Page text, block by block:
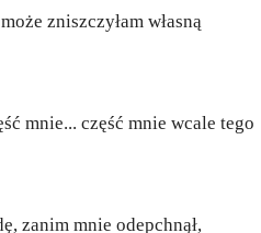
zniszczyłam własną
mnie... część mnie wcale tego
zanim mnie odepchnął,